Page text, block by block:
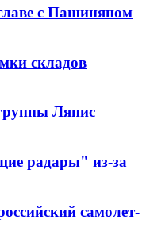
с Пашиняном
складов
Ляпис
радары" из-за
самолет-